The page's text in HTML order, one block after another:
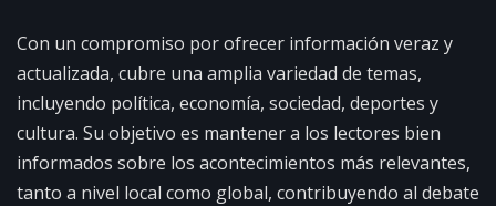
Con un compromiso por ofrecer información veraz y
actualizada, cubre una amplia variedad de temas,
incluyendo política, economía, sociedad, deportes y
cultura. Su objetivo es mantener a los lectores bien
informados sobre los acontecimientos más relevantes,
tanto a nivel local como global, contribuyendo al debate